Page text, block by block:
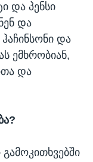
და პენსი
და
და
ემხრობიან,
და
?